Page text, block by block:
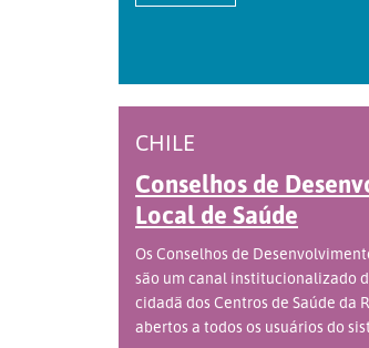
CHILE
Conselhos de
Local de Saúde
Os Conselhos de
são um canal institucionalizado
cidadã dos Centros de Saúde da
abertos a todos os usuários do